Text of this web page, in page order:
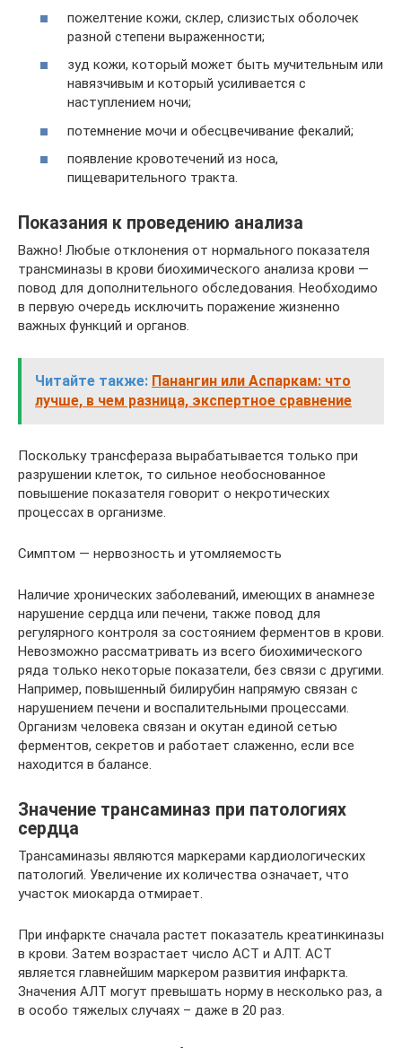
пожелтение кожи, склер, слизистых оболочек
разной степени выраженности;
зуд кожи, который может быть мучительным или
навязчивым и который усиливается с
наступлением ночи;
потемнение мочи и обесцвечивание фекалий;
появление кровотечений из носа,
пищеварительного тракта.
Показания к проведению анализа
Важно! Любые отклонения от нормального показателя
трансминазы в крови биохимического анализа крови —
повод для дополнительного обследования. Необходимо
в первую очередь исключить поражение жизненно
важных функций и органов.
Читайте также: Панангин или Аспаркам: что
лучше, в чем разница, экспертное сравнение
Поскольку трансфераза вырабатывается только при
разрушении клеток, то сильное необоснованное
повышение показателя говорит о некротических
процессах в организме.
Симптом — нервозность и утомляемость
Наличие хронических заболеваний, имеющих в анамнезе
нарушение сердца или печени, также повод для
регулярного контроля за состоянием ферментов в крови.
Невозможно рассматривать из всего биохимического
ряда только некоторые показатели, без связи с другими.
Например, повышенный билирубин напрямую связан с
нарушением печени и воспалительными процессами.
Организм человека связан и окутан единой сетью
ферментов, секретов и работает слаженно, если все
находится в балансе.
Значение трансаминаз при патологиях
сердца
Трансаминазы являются маркерами кардиологических
патологий. Увеличение их количества означает, что
участок миокарда отмирает.
При инфаркте сначала растет показатель креатинкиназы
в крови. Затем возрастает число АСТ и АЛТ. АСТ
является главнейшим маркером развития инфаркта.
Значения АЛТ могут превышать норму в несколько раз, а
в особо тяжелых случаях – даже в 20 раз.